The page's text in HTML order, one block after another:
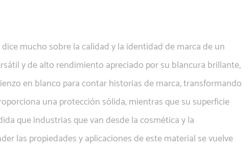
mucho sobre la calidad y la identidad de marca de un
y de alto rendimiento apreciado por su blancura brillante,
en blanco para contar historias de marca, transformando
una protección sólida, mientras que su superficie
que industrias que van desde la cosmética y la
las propiedades y aplicaciones de este material se vuelve